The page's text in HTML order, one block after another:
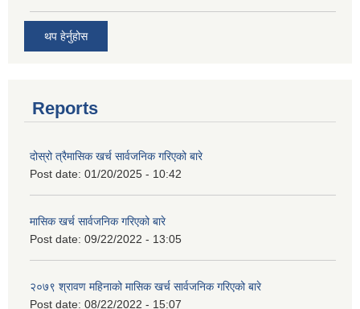
थप हेर्नुहोस
Reports
दोस्रो त्रैमासिक खर्च सार्वजनिक गरिएको बारे
Post date: 01/20/2025 - 10:42
मासिक खर्च सार्वजनिक गरिएको बारे
Post date: 09/22/2022 - 13:05
२०७९ श्रावण महिनाको मासिक खर्च सार्वजनिक गरिएको बारे
Post date: 08/22/2022 - 15:07